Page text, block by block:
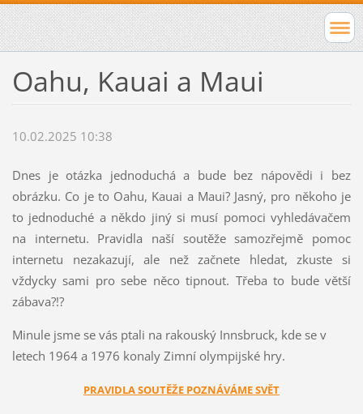
Oahu, Kauai a Maui
10.02.2025 10:38
Dnes je otázka jednoduchá a bude bez nápovědi i bez
obrázku. Co je to Oahu, Kauai a Maui? Jasný, pro někoho je
to jednoduché a někdo jiný si musí pomoci vyhledávačem
na internetu. Pravidla naší soutěže samozřejmě pomoc
internetu nezakazují, ale než začnete hledat, zkuste si
vždycky sami pro sebe něco tipnout. Třeba to bude větší
zábava?!?
Minule jsme se vás ptali na rakouský Innsbruck, kde se v
letech 1964 a 1976 konaly Zimní olympijské hry.
PRAVIDLA SOUTĚŽE POZNÁVÁME SVĚT